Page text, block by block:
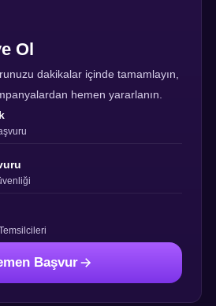
Ol
dakikalar içinde tamamlayın,
hemen yararlanın.
Başvur